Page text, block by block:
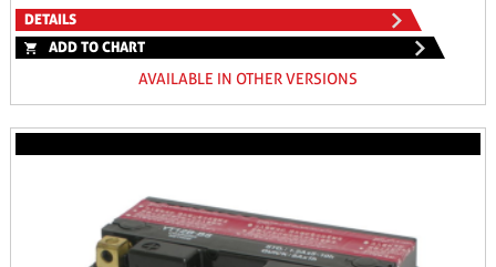
DETAILS
ADD TO CHART
AVAILABLE IN OTHER VERSIONS